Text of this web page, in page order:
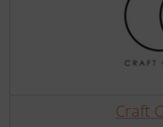
Craft